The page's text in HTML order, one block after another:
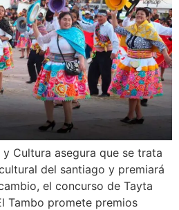
Cultura asegura que se trata
del santiago y premiará
el concurso de Tayta
Tambo promete premios